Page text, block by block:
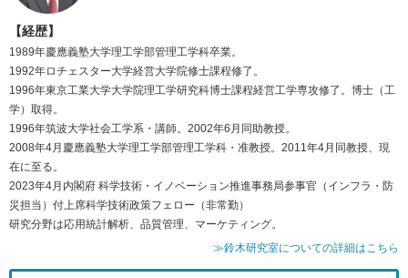
【経歴】
1989年慶應義塾大学理工学部管理工学科卒業。
1992年ロチェスター大学経営大学院修士課程修了。
1996年東京工業大学大学院理工学研究科博士課程経営工学専攻修了。博士（工
学）取得。
1996年筑波大学社会工学系・講師。2002年6月同助教授。
2008年4月慶應義塾大学理工学部管理工学科・准教授。2011年4月同教授、現
在に至る。
2023年4月内閣府 科学技術・イノベーション推進事務局参事官（インフラ・防
災担当）付上席科学技術政策フェロー（非常勤）
研究分野は応用統計解析、品質管理、マーケティング。
≫鈴木研究室についての詳細はこちら